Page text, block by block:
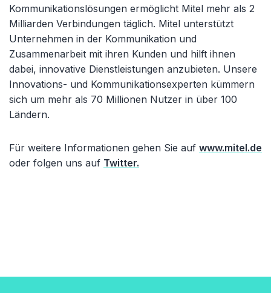
Kommunikationslösungen ermöglicht Mitel mehr als 2
Milliarden Verbindungen täglich. Mitel unterstützt
Unternehmen in der Kommunikation und
Zusammenarbeit mit ihren Kunden und hilft ihnen
dabei, innovative Dienstleistungen anzubieten. Unsere
Innovations- und Kommunikationsexperten kümmern
sich um mehr als 70 Millionen Nutzer in über 100
Ländern.
Für weitere Informationen gehen Sie auf www.mitel.de
oder folgen uns auf Twitter.